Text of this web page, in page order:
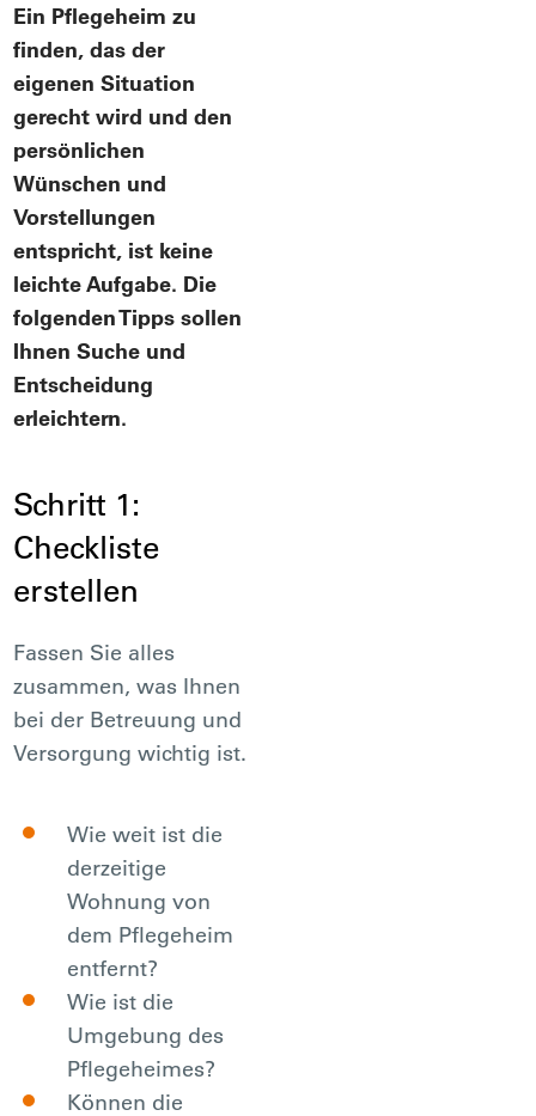
Ein Pflegeheim zu
finden, das der
eigenen Situation
gerecht wird und den
persönlichen
Wünschen und
Vorstellungen
entspricht, ist keine
leichte Aufgabe. Die
folgenden Tipps sollen
Ihnen Suche und
Entscheidung
erleichtern.
Schritt 1:
Checkliste
erstellen
Fassen Sie alles
zusammen, was Ihnen
bei der Betreuung und
Versorgung wichtig ist.
Wie weit ist die
derzeitige
Wohnung von
dem Pflegeheim
entfernt?
Wie ist die
Umgebung des
Pflegeheimes?
Können die